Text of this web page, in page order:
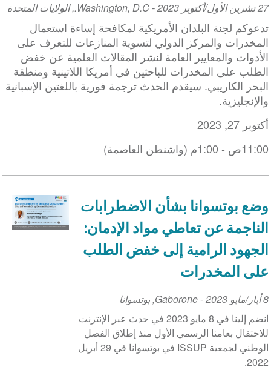
Event
Date
27 تشرين الأول/أكتوبر 2023 -
Washington, D.C.
,الولايات المتحدة
تدعوكم لجنة البلدان الأمريكية لمكافحة إساءة استعمال
المخدرات والمركز الدولي لتسوية المنازعات للتعرف على
الأدوات والمعايير العامة لنشر المقالات العلمية عن خفض
الطلب على المخدرات للباحثين في أمريكا اللاتينية ومنطقة
البحر الكاريبي. سيقدم الحدث ترجمة فورية باللغتين الإسبانية
والإنجليزية.
أكتوبر 27, 2023
11:00ص - 1:00م (واشنطن العاصمة)
وضع بوتسوانا بشأن الاضطرابات
الناجمة عن تعاطي مواد الإدمان:
الجهود الرامية إلى خفض الطلب
على المخدرات
Event
Date
8 أيار/مايو 2023 -
Gaborone
,بوتسوانا
انضم إلينا في 8 مايو 2023 في حدث عبر الإنترنت
للاحتفال بعامنا الرسمي الأول منذ إطلاق الفصل
الوطني لجمعية ISSUP في بوتسوانا في 29 أبريل
2022.